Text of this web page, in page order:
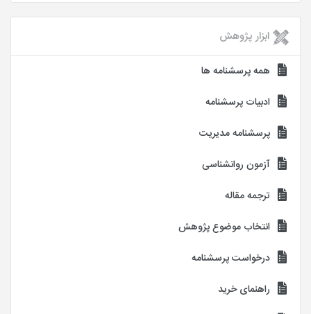
ابزار پژوهش
همه پرسشنامه ها
ادبیات پرسشنامه
پرسشنامه مدیریت
آزمون روانشناسی
ترجمه مقاله
انتخاب موضوع پژوهش
درخواست پرسشنامه
راهنمای خرید